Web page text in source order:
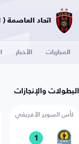
اتحاد العاصمة ( الجزائر )
المباريات الأخبار
البطولات والإنجازات
كأس السوبر الأفريقي
1